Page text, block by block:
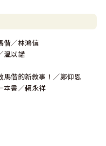
建竣，7月26日舉行落成禮
，我在這所學院前後讀了十九
海外宣教人才的養成、訓練
的興趣。如今成為加拿大長
我對加拿大長老教會當年差
作，多了一份使命感及責任
摩沙台灣開始，加拿大人
，馬偕正是那連結加拿大和
加拿大人權牧師史邁克（Mic
偕／林鴻信
溫以諾
馬偕的新敘事！／鄭仰恩
本書／賴永祥